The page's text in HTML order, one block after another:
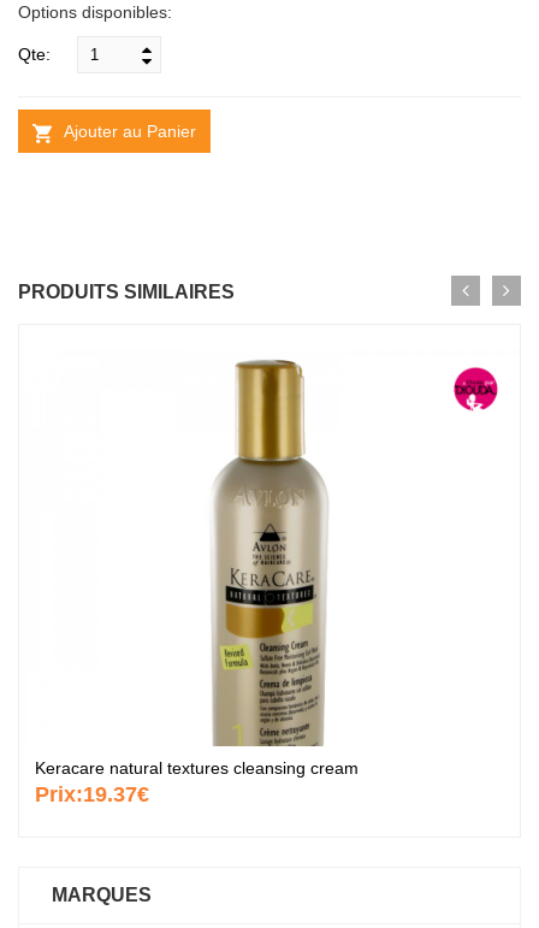
Options disponibles:
Qte:
Ajouter au Panier
PRODUITS SIMILAIRES
Keracare natural textures cleansing cream
Prix:19.37€
MARQUES